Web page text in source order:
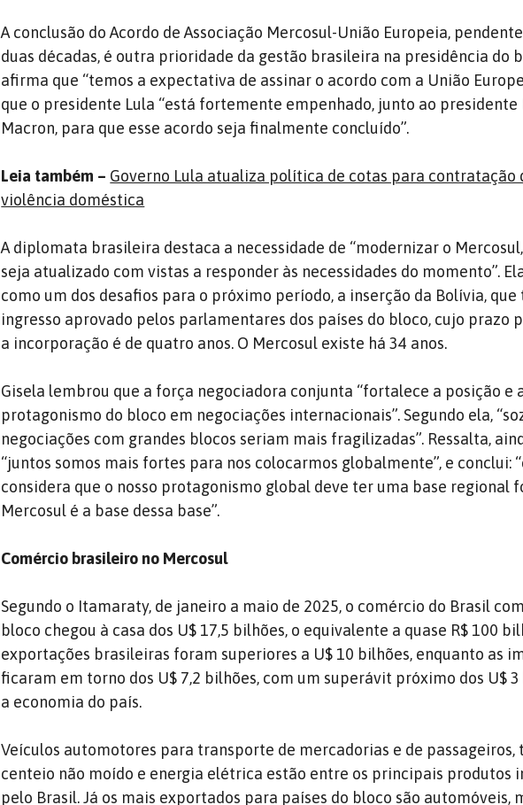
A conclusão do Acordo de Associação Mercosul-União Europeia,
duas décadas, é outra prioridade da gestão brasileira na presidência do
afirma que “temos a expectativa de assinar o acordo com a União
que o presidente Lula “está fortemente empenhado, junto ao presidente
Macron, para que esse acordo seja finalmente concluído”.
Leia também – Governo Lula atualiza política de cotas para contratação
violência doméstica
A diplomata brasileira destaca a necessidade de “modernizar o
seja atualizado com vistas a responder às necessidades do momento”.
como um dos desafios para o próximo período, a inserção da Bolívia, que
ingresso aprovado pelos parlamentares dos países do bloco, cujo prazo
a incorporação é de quatro anos. O Mercosul existe há 34 anos.
Gisela lembrou que a força negociadora conjunta “fortalece a posição e
protagonismo do bloco em negociações internacionais”. Segundo ela,
negociações com grandes blocos seriam mais fragilizadas”. Ressalta,
“juntos somos mais fortes para nos colocarmos globalmente”, e conclui:
considera que o nosso protagonismo global deve ter uma base regional
Mercosul é a base dessa base”.
Comércio brasileiro no Mercosul
Segundo o Itamaraty, de janeiro a maio de 2025, o comércio do Brasil
bloco chegou à casa dos U$ 17,5 bilhões, o equivalente a quase R$ 100
exportações brasileiras foram superiores a U$ 10 bilhões, enquanto as
ficaram em torno dos U$ 7,2 bilhões, com um superávit próximo dos U$
a economia do país.
Veículos automotores para transporte de mercadorias e de passageiros,
centeio não moído e energia elétrica estão entre os principais produtos
pelo Brasil. Já os mais exportados para países do bloco são automóveis,